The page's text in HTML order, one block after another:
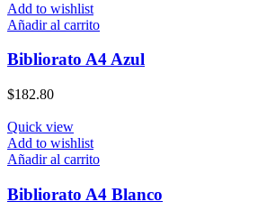
Add to wishlist
Añadir al carrito
Bibliorato A4 Azul
$182.80
Quick view
Add to wishlist
Añadir al carrito
Bibliorato A4 Blanco